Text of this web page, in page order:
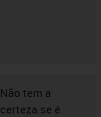
Não tem a
certeza se é